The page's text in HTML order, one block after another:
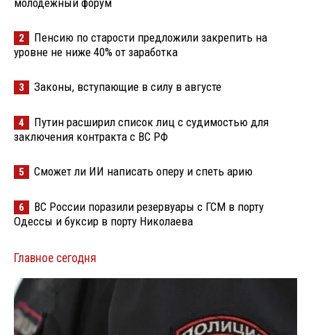
молодёжный форум
2
Пенсию по старости предложили закрепить на
уровне не ниже 40% от заработка
3 Законы, вступающие в силу в августе
4
Путин расширил список лиц с судимостью для
заключения контракта с ВС РФ
5 Сможет ли ИИ написать оперу и спеть арию
6
ВС России поразили резервуары с ГСМ в порту
Одессы и буксир в порту Николаева
Главное сегодня